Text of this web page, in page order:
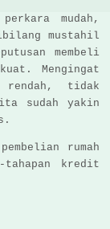
mudah,
mustahil
membeli
Mengingat
rendah, tidak
sudah yakin
rumah
tahapan kredit